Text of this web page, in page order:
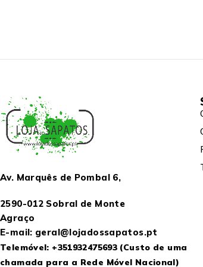
Av. Marquês de Pombal 6,
2590-012 Sobral de Monte
Agraço
E-mail: geral@lojadossapatos.pt
Telemóvel: +351932475693 (Custo de uma
chamada para a Rede Móvel Nacional)